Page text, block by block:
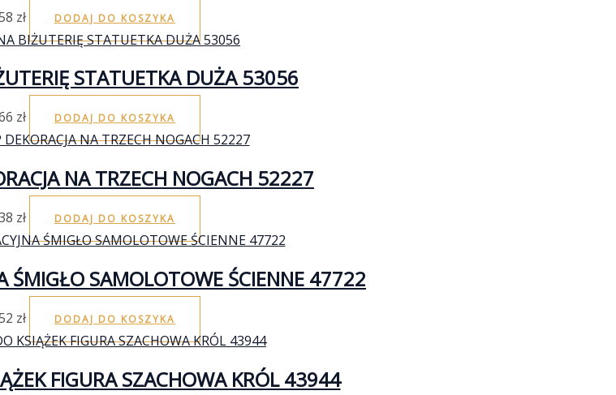
zł DODAJ DO KOSZYKA
STATUETKA DUŻA 53056
zł DODAJ DO KOSZYKA
NA TRZECH NOGACH 52227
zł DODAJ DO KOSZYKA
ŚMIGŁO SAMOLOTOWE ŚCIENNE 47722
zł DODAJ DO KOSZYKA
FIGURA SZACHOWA KRÓL 43944